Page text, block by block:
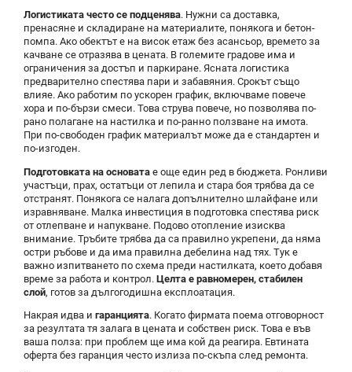
Логистиката често се подценява. Нужни са доставка,
пренасяне и складиране на материалите, понякога и бетон-
помпа. Ако обектът е на висок етаж без асансьор, времето за
качване се отразява в цената. В големите градове има и
ограничения за достъп и паркиране. Ясната логистика
предварително спестява пари и забавяния. Срокът също
влияе. Ако работим по ускорен график, включваме повече
хора и по-бързи смеси. Това струва повече, но позволява по-
рано полагане на настилка и по-ранно ползване на имота.
При по-свободен график материалът може да е стандартен и
по-изгоден.
Подготовката на основата е още един ред в бюджета. Ронливи
участъци, прах, остатъци от лепила и стара боя трябва да се
отстранят. Понякога се налага допълнително шлайфане или
изравняване. Малка инвестиция в подготовка спестява риск
от отлепване и напукване. Подово отопление изисква
внимание. Тръбите трябва да са правилно укрепени, да няма
остри ръбове и да има правилна дебелина над тях. Тук е
важно изпитването по схема преди настилката, което добавя
време за работа и контрол. Целта е равномерен, стабилен
слой, готов за дългогодишна експлоатация.
Накрая идва и гаранцията. Когато фирмата поема отговорност
за резултата тя залага в цената и собствен риск. Това е във
ваша полза: при проблем ще има кой да реагира. Евтината
оферта без гаранция често излиза по-скъпа след ремонта.